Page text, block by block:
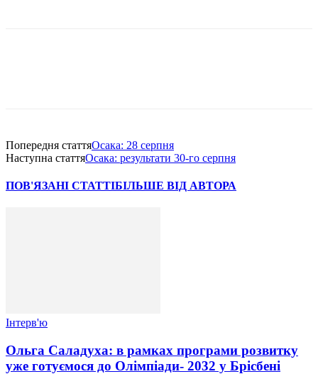
Попередня статтяОсака: 28 серпня
Наступна статтяОсака: результати 30-го серпня
ПОВ'ЯЗАНІ СТАТТІБІЛЬШЕ ВІД АВТОРА
Інтерв'ю
Ольга Саладуха: в рамках програми розвитку
уже готуємося до Олімпіади- 2032 у Брісбені